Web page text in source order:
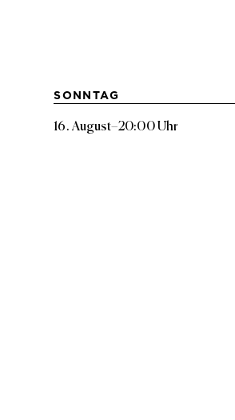
SONNTAG
16. August–20:00 Uhr